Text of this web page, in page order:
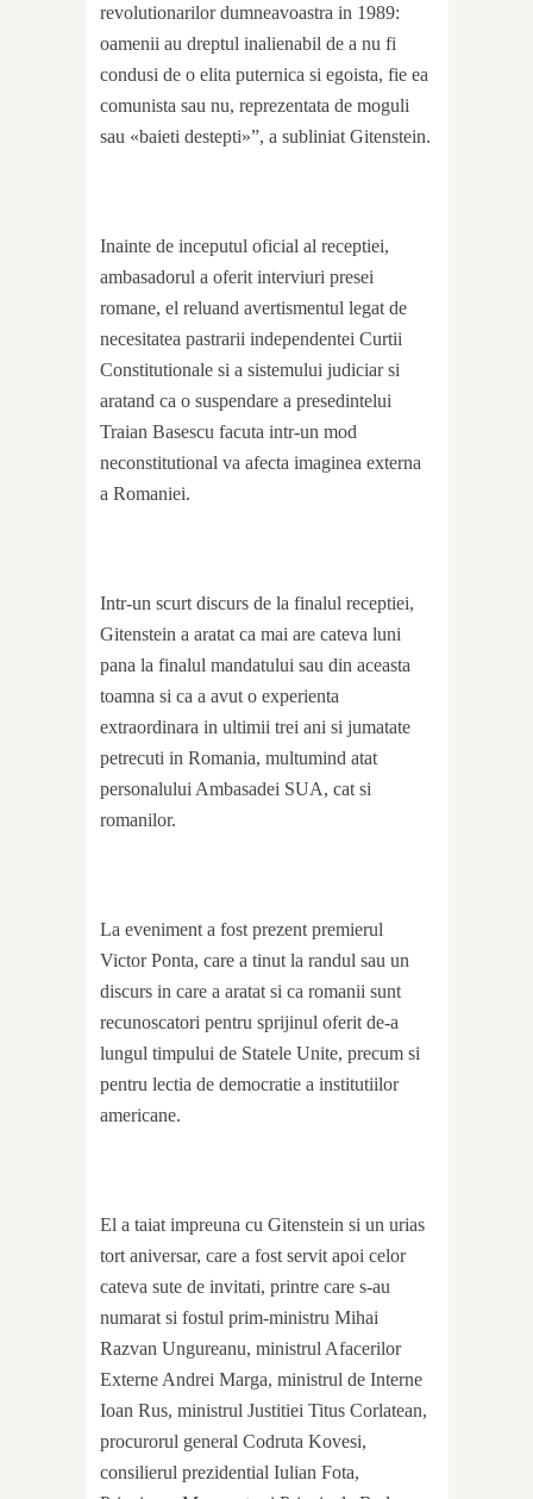
revolutionarilor dumneavoastra in 1989:
oamenii au dreptul inalienabil de a nu fi
condusi de o elita puternica si egoista, fie ea
comunista sau nu, reprezentata de moguli
sau «baieti destepti»”, a subliniat Gitenstein.
Inainte de inceputul oficial al receptiei,
ambasadorul a oferit interviuri presei
romane, el reluand avertismentul legat de
necesitatea pastrarii independentei Curtii
Constitutionale si a sistemului judiciar si
aratand ca o suspendare a presedintelui
Traian Basescu facuta intr-un mod
neconstitutional va afecta imaginea externa
a Romaniei.
Intr-un scurt discurs de la finalul receptiei,
Gitenstein a aratat ca mai are cateva luni
pana la finalul mandatului sau din aceasta
toamna si ca a avut o experienta
extraordinara in ultimii trei ani si jumatate
petrecuti in Romania, multumind atat
personalului Ambasadei SUA, cat si
romanilor.
La eveniment a fost prezent premierul
Victor Ponta, care a tinut la randul sau un
discurs in care a aratat si ca romanii sunt
recunoscatori pentru sprijinul oferit de-a
lungul timpului de Statele Unite, precum si
pentru lectia de democratie a institutiilor
americane.
El a taiat impreuna cu Gitenstein si un urias
tort aniversar, care a fost servit apoi celor
cateva sute de invitati, printre care s-au
numarat si fostul prim-ministru Mihai
Razvan Ungureanu, ministrul Afacerilor
Externe Andrei Marga, ministrul de Interne
Ioan Rus, ministrul Justitiei Titus Corlatean,
procurorul general Codruta Kovesi,
consilierul prezidential Iulian Fota,